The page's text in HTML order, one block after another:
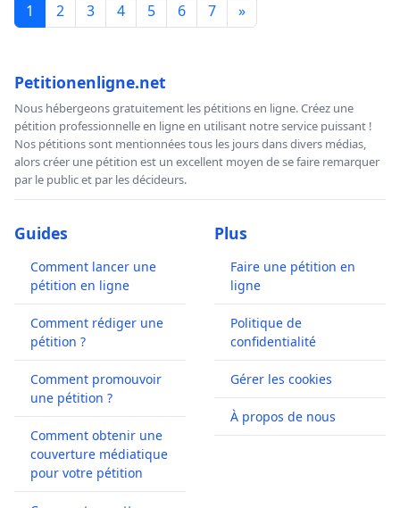
1 2 3 4 5 6 7 »
Petitionenligne.net
Nous hébergeons gratuitement les pétitions en ligne. Créez une
pétition professionnelle en ligne en utilisant notre service puissant !
Nos pétitions sont mentionnées tous les jours dans divers médias,
alors créer une pétition est un excellent moyen de se faire remarquer
par le public et par les décideurs.
Guides
Comment lancer une
pétition en ligne
Comment rédiger une
pétition ?
Comment promouvoir
une pétition ?
Comment obtenir une
couverture médiatique
pour votre pétition
Plus
Faire une pétition en
ligne
Politique de
confidentialité
Gérer les cookies
À propos de nous